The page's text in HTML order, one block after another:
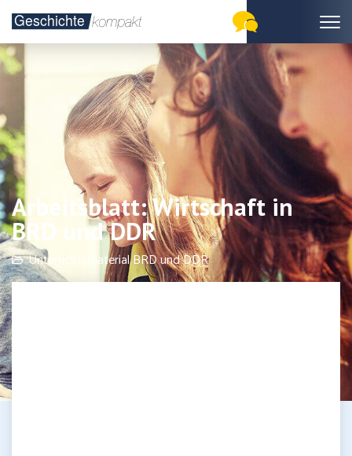
Arbeitsblatt: Wirtschaft in
BRD und DDR
Unterrichtsmaterial BRD und DDR